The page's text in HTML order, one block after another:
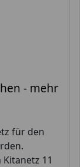
- mehr
für den
11